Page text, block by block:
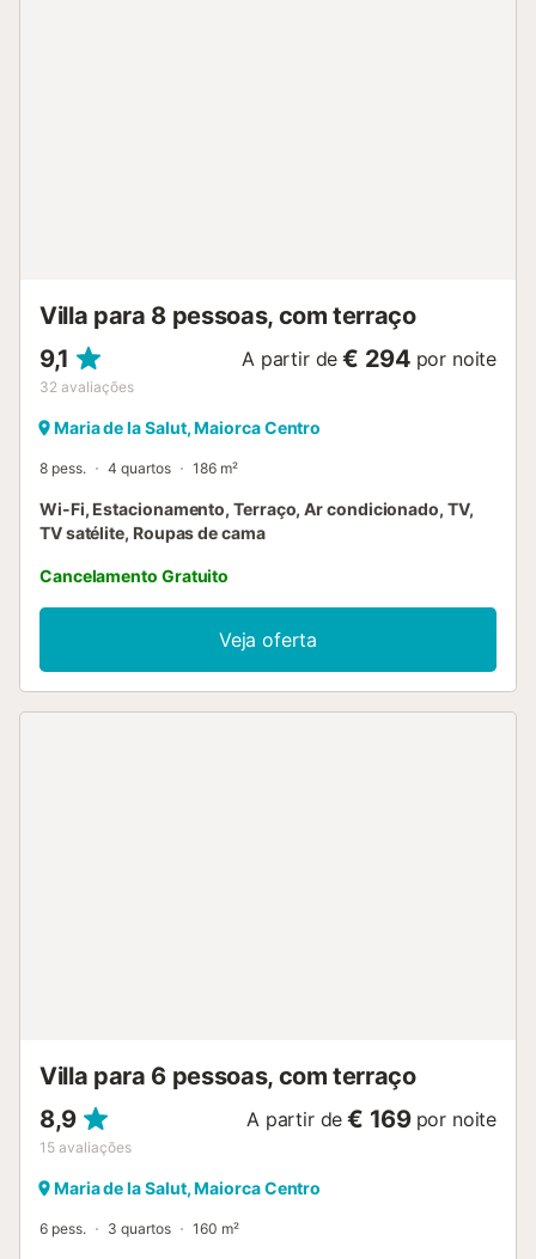
Villa para 8 pessoas, com terraço
9,1
32 avaliações
A partir de € 294 por noite
Maria de la Salut, Maiorca Centro
8 pess. 4 quartos 186 m²
Wi-Fi, Estacionamento, Terraço, Ar condicionado, TV,
TV satélite, Roupas de cama
Cancelamento Gratuito
Veja oferta
Villa para 6 pessoas, com terraço
8,9
15 avaliações
A partir de € 169 por noite
Maria de la Salut, Maiorca Centro
6 pess. 3 quartos 160 m²